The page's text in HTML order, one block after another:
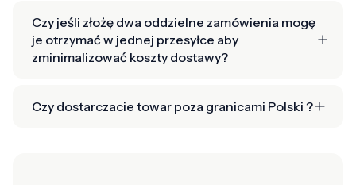
Czy jeśli złożę dwa oddzielne zamówienia mogę
je otrzymać w jednej przesyłce aby
zminimalizować koszty dostawy?
Czy dostarczacie towar poza granicami Polski ?